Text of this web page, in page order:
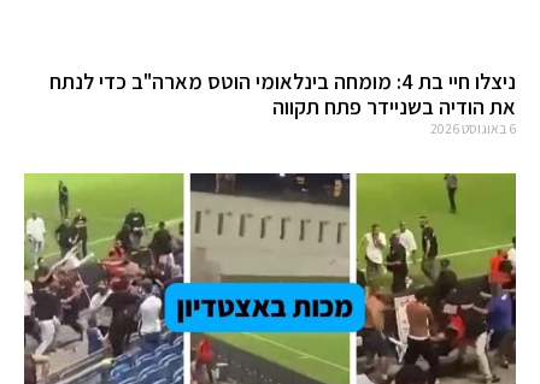
ניצלו חיי בת 4: מומחה בינלאומי הוטס מארה"ב כדי לנתח
את הודיה בשניידר פתח תקווה
6 באוגוסט 2026